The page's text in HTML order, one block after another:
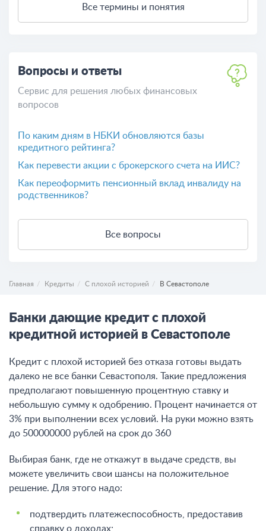
Все термины и понятия
Вопросы и ответы
Сервис для решения любых финансовых
вопросов
По каким дням в НБКИ обновляются базы
кредитного рейтинга?
Как перевести акции с брокерского счета на ИИС?
Как переоформить пенсионный вклад инвалиду на
родственников?
Все вопросы
Главная Кредиты С плохой историей В Севастополе
Банки дающие кредит с плохой
кредитной историей в Севастополе
Кредит с плохой историей без отказа готовы выдать
далеко не все банки Севастополя. Такие предложения
предполагают повышенную процентную ставку и
небольшую сумму к одобрению. Процент начинается от
3% при выполнении всех условий. На руки можно взять
до 500000000 рублей на срок до 360
Выбирая банк, где не откажут в выдаче средств, вы
можете увеличить свои шансы на положительное
решение. Для этого надо:
подтвердить платежеспособность, предоставив
справку о доходах;